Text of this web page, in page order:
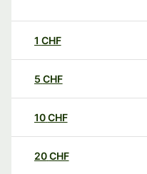
1 CHF
5 CHF
10CHF
20CHF